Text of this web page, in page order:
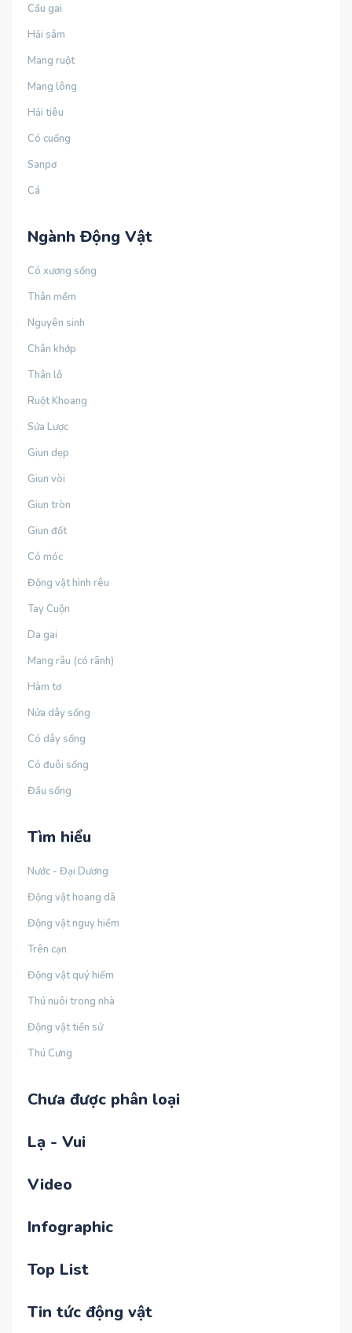
Cầu gai
Hải sâm
Mang ruột
Mang lông
Hải tiêu
Có cuống
Sanpơ
Cá
Ngành Động Vật
Có xương sống
Thân mềm
Nguyên sinh
Chân khớp
Thân lỗ
Ruột Khoang
Sứa Lược
Giun dẹp
Giun vòi
Giun tròn
Giun đốt
Có móc
Động vật hình rêu
Tay Cuộn
Da gai
Mang râu (có rãnh)
Hàm tơ
Nửa dây sống
Có dây sống
Có đuôi sống
Đầu sống
Tìm hiểu
Nước - Đại Dương
Động vật hoang dã
Động vật nguy hiểm
Trên cạn
Động vật quý hiếm
Thú nuôi trong nhà
Động vật tiền sử
Thú Cưng
Chưa được phân loại
Lạ - Vui
Video
Infographic
Top List
Tin tức động vật